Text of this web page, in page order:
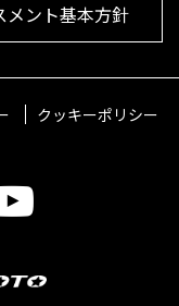
メント基本方針
クッキーポリシー